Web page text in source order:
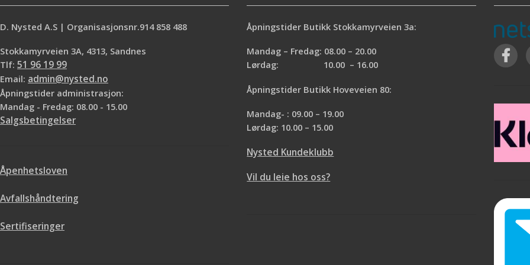
D. Nysted A.S | Organisasjonsnr.914 858 488
Stokkamyrveien 3A, 4313, Sandnes
Tlf: 51 96 19 99
Email: admin@nysted.no
Åpningstider administrasjon:
Mandag - Fredag: 08.00 - 15.00
Salgsbetingelser
Åpenhetsloven
Avfallshåndtering
Sertifiseringer
Åpningstider Butikk Stokkamyrveien 3a:
Mandag – Fredag: 08.00 – 20.00
Lørdag: 10.00 – 16.00
Åpningstider Butikk Hoveveien 80:
Mandag- : 09.00 – 19.00
Lørdag: 10.00 – 15.00
Nysted Kundeklubb
Vil du leie hos oss?